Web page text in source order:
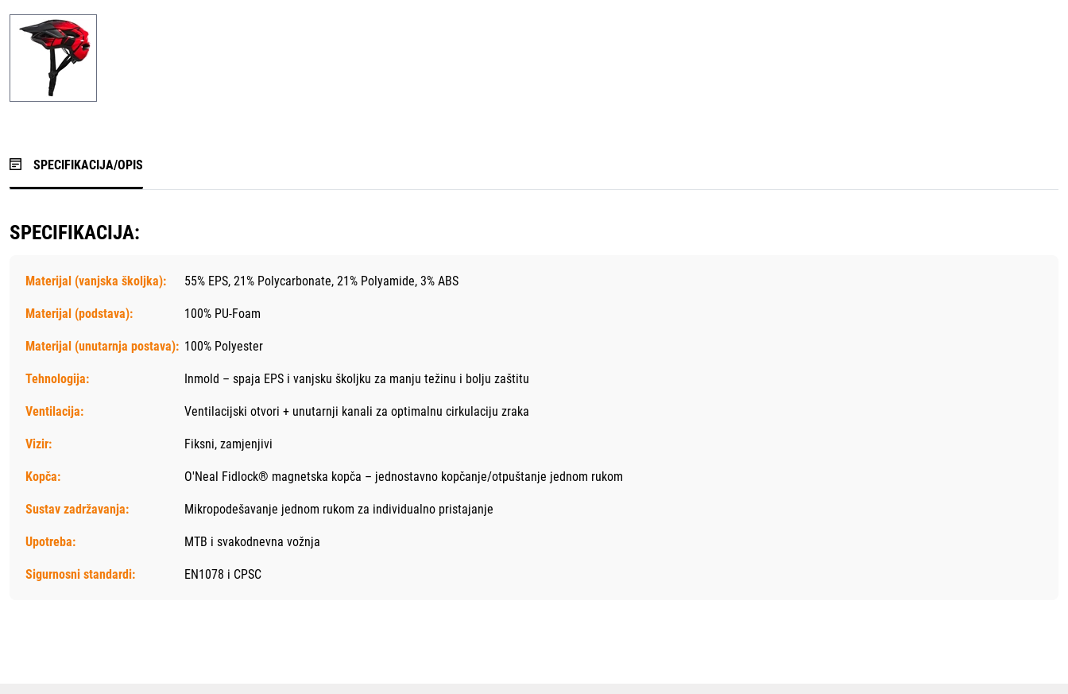
SPECIFIKACIJA/OPIS
SPECIFIKACIJA:
Materijal (vanjska školjka): 55% EPS, 21% Polycarbonate, 21% Polyamide, 3% ABS
Materijal (podstava): 100% PU-Foam
Materijal (unutarnja postava): 100% Polyester
Tehnologija: Inmold – spaja EPS i vanjsku školjku za manju težinu i bolju zaštitu
Ventilacija: Ventilacijski otvori + unutarnji kanali za optimalnu cirkulaciju zraka
Vizir: Fiksni, zamjenjivi
Kopča: O'Neal Fidlock® magnetska kopča – jednostavno kopčanje/otpuštanje jednom rukom
Sustav zadržavanja: Mikropodešavanje jednom rukom za individualno pristajanje
Upotreba: MTB i svakodnevna vožnja
Sigurnosni standardi: EN1078 i CPSC